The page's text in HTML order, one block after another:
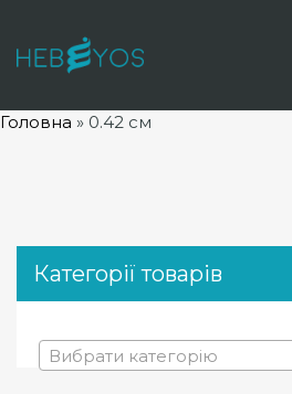
Головна » 0.42 см
Категорії товарів
Вибрати категорію